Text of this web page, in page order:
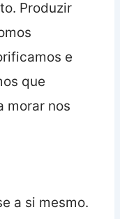
Produzir
e
que
morar nos
a si mesmo.